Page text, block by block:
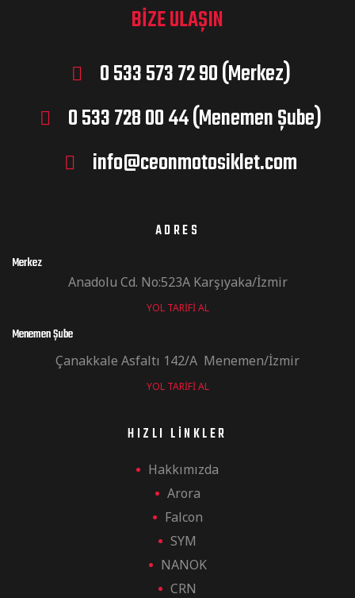
BIZE ULAŞIN
0 533 573 72 90 (Merkez)
0 533 728 00 44 (Menemen Şube)
info@ceonmotosiklet.com
ADRES
Merkez
Anadolu Cd. No:523A Karşıyaka/İzmir
YOL TARIFI AL
Menemen Şube
Çanakkale Asfaltı 142/A Menemen/İzmir
YOL TARIFI AL
HIZLI LINKLER
Hakkımızda
Arora
Falcon
SYM
NANOK
CRN